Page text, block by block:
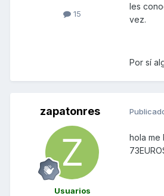
15
les
vez.
Por sí
zapatonres
Usuarios
hola me